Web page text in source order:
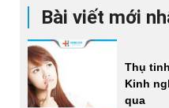
Bài viết mới
Thụ
Kinh
qua